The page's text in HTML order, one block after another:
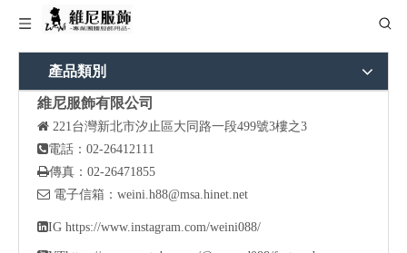
產品類別
維尼服飾有限公司
 221台灣新北市汐止區大同路一段499號3樓之3
電話：02-26412111
傳真：02-26471855
 電子信箱： weini.h88@msa.hinet.net
IG https://www.instagram.com/weini088/